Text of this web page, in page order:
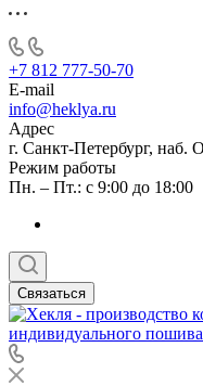
+7 812 777-50-70
E-mail
info@heklya.ru
Адрес
г. Санкт-Петербург, наб.
Режим работы
Пн. – Пт.: с 9:00 до 18:00
Связаться